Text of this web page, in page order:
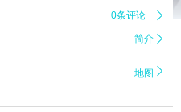
0条评论 
简介 
地图 